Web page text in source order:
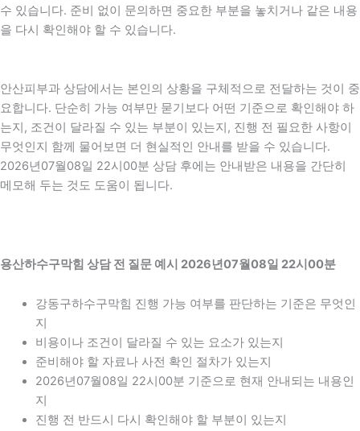
수 있습니다. 준비 없이 문의하면 중요한 부분을 놓치거나 같은 내용
을 다시 확인해야 할 수 있습니다.
안산피부과 상담에서는 본인의 상황을 구체적으로 전달하는 것이 중
요합니다. 단순히 가능 여부만 묻기보다 어떤 기준으로 확인해야 하
는지, 조건이 달라질 수 있는 부분이 있는지, 진행 전 필요한 사항이
무엇인지 함께 물어보면 더 현실적인 안내를 받을 수 있습니다.
2026년07월08일 22시00분 상담 후에는 안내받은 내용을 간단히
메모해 두는 것도 도움이 됩니다.
용산하수구막힘 상담 전 질문 예시 2026년07월08일 22시00분
강동구하수구막힘 진행 가능 여부를 판단하는 기준은 무엇인
지
비용이나 조건이 달라질 수 있는 요소가 있는지
준비해야 할 자료나 사전 확인 절차가 있는지
2026년07월08일 22시00분 기준으로 현재 안내되는 내용인
지
진행 전 반드시 다시 확인해야 할 부분이 있는지